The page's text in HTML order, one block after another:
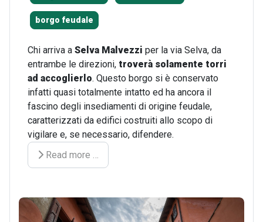
borgo feudale
Chi arriva a Selva Malvezzi per la via Selva, da
entrambe le direzioni, troverà solamente torri
ad accoglierlo. Questo borgo si è conservato
infatti quasi totalmente intatto ed ha ancora il
fascino degli insediamenti di origine feudale,
caratterizzati da edifici costruiti allo scopo di
vigilare e, se necessario, difendere.
Read more …